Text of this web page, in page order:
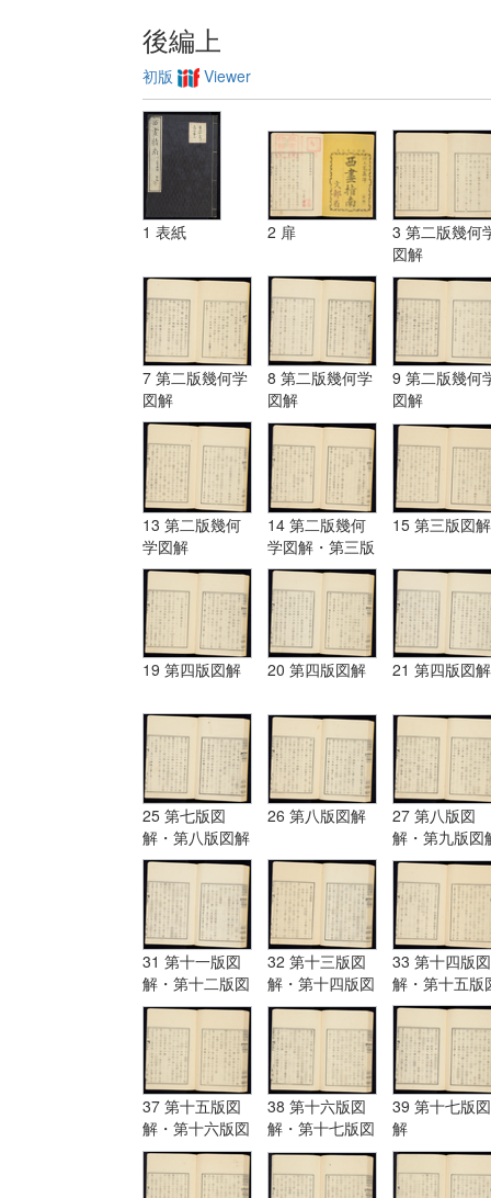
後編上
初版 Viewer
1 表紙 2 扉
3 第二版幾何
図解
7 第二版幾何学
図解
8 第二版幾何学
図解
9 第二版幾何
図解
13 第二版幾何
学図解
14 第二版幾何
学図解・第三版
図解
15 第三版図解
19 第四版図解 20 第四版図解 21 第四版図解
25 第七版図
解・第八版図解
26 第八版図解
27 第八版図
解・第九版図
31 第十一版図
解・第十二版図
解・第十三版図
解
32 第十三版図
解・第十四版図
解
33 第十四版図
解・第十五版
解
37 第十五版図
解・第十六版図
解
38 第十六版図
解・第十七版図
解
39 第十七版図
解